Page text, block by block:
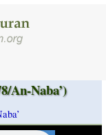
An-Naba’)